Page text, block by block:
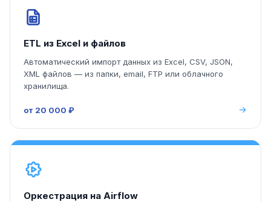
ETL из Excel и файлов
Автоматический импорт данных из Excel, CSV, JSON,
XML файлов — из папки, email, FTP или облачного
хранилища.
от 20 000 ₽
Оркестрация на Airflow